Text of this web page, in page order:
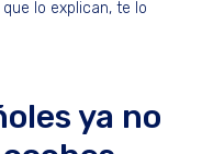
lo explican, te lo
ya no